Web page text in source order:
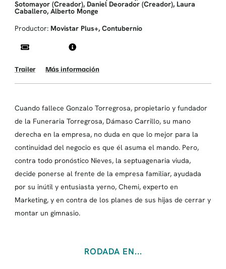
Sotomayor (Creador), Daniel Deorador (Creador), Laura
Caballero, Alberto Monge
Productor: Movistar Plus+, Contubernio
Trailer Más información
Cuando fallece Gonzalo Torregrosa, propietario y fundador
de la Funeraria Torregrosa, Dámaso Carrillo, su mano
derecha en la empresa, no duda en que lo mejor para la
continuidad del negocio es que él asuma el mando. Pero,
contra todo pronóstico Nieves, la septuagenaria viuda,
decide ponerse al frente de la empresa familiar, ayudada
por su inútil y entusiasta yerno, Chemi, experto en
Marketing, y en contra de los planes de sus hijas de cerrar y
montar un gimnasio.
RODADA EN...